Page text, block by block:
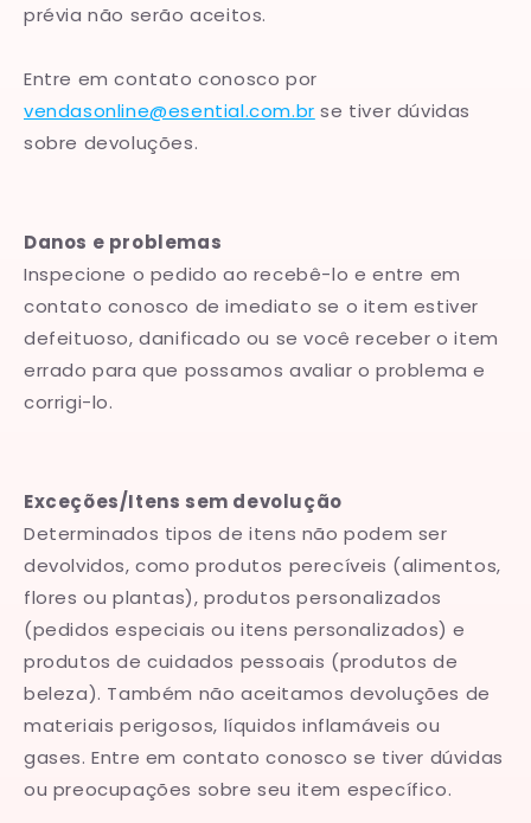
prévia não serão aceitos.
Entre em contato conosco por
vendasonline@esential.com.br se tiver dúvidas
sobre devoluções.
Danos e problemas
Inspecione o pedido ao recebê-lo e entre em
contato conosco de imediato se o item estiver
defeituoso, danificado ou se você receber o item
errado para que possamos avaliar o problema e
corrigi-lo.
Exceções/Itens sem devolução
Determinados tipos de itens não podem ser
devolvidos, como produtos perecíveis (alimentos,
flores ou plantas), produtos personalizados
(pedidos especiais ou itens personalizados) e
produtos de cuidados pessoais (produtos de
beleza). Também não aceitamos devoluções de
materiais perigosos, líquidos inflamáveis ou
gases. Entre em contato conosco se tiver dúvidas
ou preocupações sobre seu item específico.